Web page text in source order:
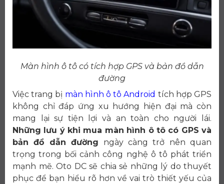
Màn hình ô tô có tích hợp GPS và bản đồ dẫn
đường
Việc trang bị màn hình ô tô Android tích hợp GPS
không chỉ đáp ứng xu hướng hiện đại mà còn
mang lại sự tiện lợi và an toàn cho người lái.
Những lưu ý khi mua màn hình ô tô có GPS và
bản đồ dẫn đường ngày càng trở nên quan
trọng trong bối cảnh công nghệ ô tô phát triển
mạnh mẽ. Oto DC sẽ chia sẻ những lý do thuyết
phục để bạn hiểu rõ hơn về vai trò thiết yếu của